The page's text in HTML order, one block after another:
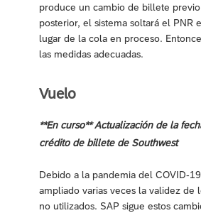
produce un cambio de billete
posterior, el sistema soltará el PNR
lugar de la cola en proceso.
las medidas adecuadas.
Vuelo
**En curso** Actualización de la
crédito de billete de Southwest
Debido a la pandemia del COVID-
ampliado varias veces la validez de
no utilizados. SAP sigue estos